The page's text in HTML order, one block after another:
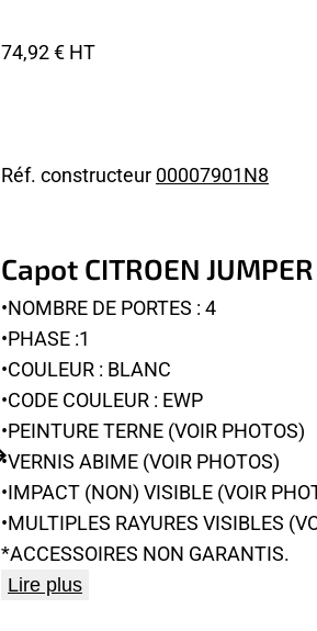
74,92 € HT
Réf. constructeur 00007901N8
Capot CITROEN
•NOMBRE DE PORTES : 4
•PHASE :1
•COULEUR : BLANC
•CODE COULEUR : EWP
•PEINTURE TERNE (VOIR PHOTOS)
•VERNIS ABIME (VOIR PHOTOS)
•IMPACT (NON) VISIBLE (VOIR
•MULTIPLES RAYURES VISIBLES
*ACCESSOIRES NON GARANTIS.
Lire plus